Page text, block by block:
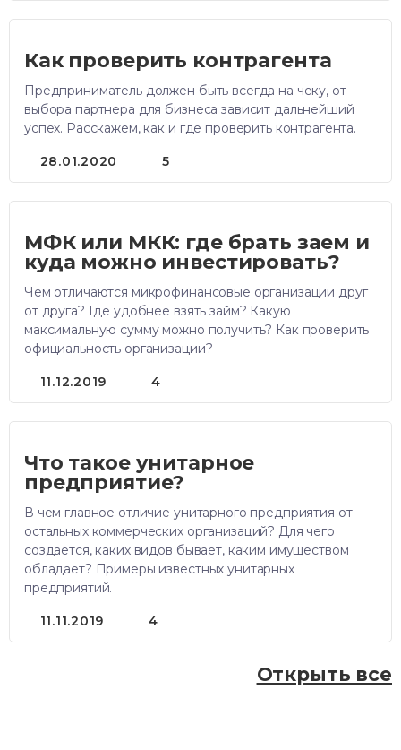
Как проверить контрагента
Предприниматель должен быть всегда на чеку, от
выбора партнера для бизнеса зависит дальнейший
успех. Расскажем, как и где проверить контрагента.
28.01.2020 5
МФК или МКК: где брать заем и
куда можно инвестировать?
Чем отличаются микрофинансовые организации друг
от друга? Где удобнее взять займ? Какую
максимальную сумму можно получить? Как проверить
официальность организации?
11.12.2019 4
Что такое унитарное
предприятие?
В чем главное отличие унитарного предприятия от
остальных коммерческих организаций? Для чего
создается, каких видов бывает, каким имуществом
обладает? Примеры известных унитарных
предприятий.
11.11.2019 4
Открыть все